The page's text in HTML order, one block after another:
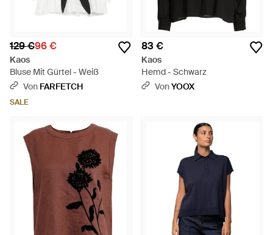
129 €96 €
Kaos
Bluse Mit Gürtel - Weiß
Von FARFETCH
SALE
83 €
Kaos
Hemd - Schwarz
VonYOOX